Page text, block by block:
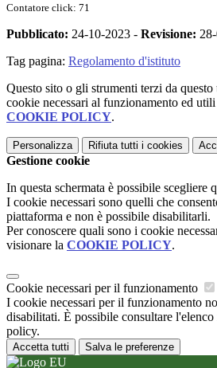
Contatore click: 71
Pubblicato: 24-10-2023 - Revisione:
Tag pagina: Regolamento d'istituto
Questo sito o gli strumenti terzi da
cookie necessari al funzionamento ed
COOKIE POLICY.
Personalizza Rifiuta tutti i cookies
Gestione cookie
In questa schermata è possibile scegliere
I cookie necessari sono quelli che
piattaforma e non è possibile disabilitarli.
Per conoscere quali sono i cookie
visionare la COOKIE POLICY.
Cookie necessari per il funzionamento
I cookie necessari per il funzionamento
disabilitati. È possibile consultare
policy.
Accetta tutti Salva le preferenze